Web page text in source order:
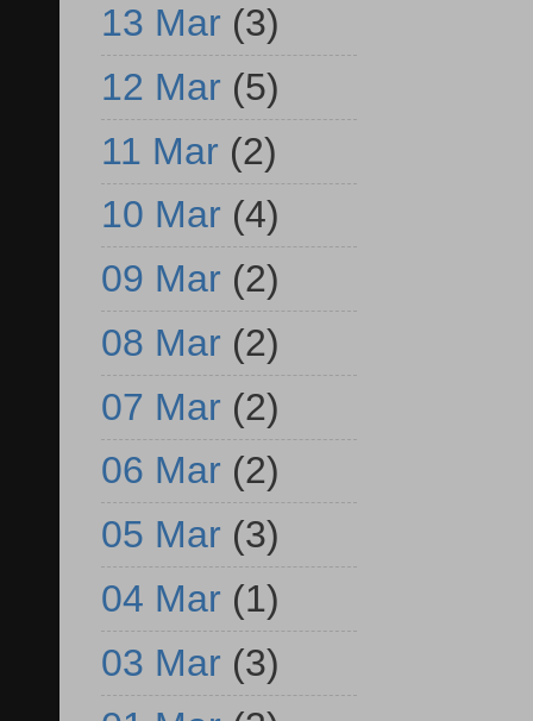
13 Mar (3)
12 Mar (5)
11 Mar (2)
10 Mar (4)
09 Mar (2)
08 Mar (2)
07 Mar (2)
06 Mar (2)
05 Mar (3)
04 Mar (1)
03 Mar (3)